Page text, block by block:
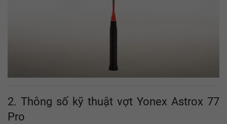
2. Thông số kỹ thuật vợt Yonex Astrox 77
Pro